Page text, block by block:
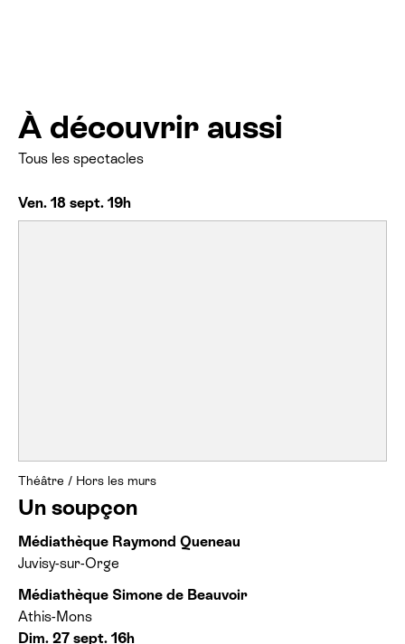
À découvrir aussi
Tous les spectacles
Ven. 18 sept. 19h
Théâtre / Hors les murs
Un soupçon
Médiathèque Raymond Queneau
Juvisy-sur-Orge
Médiathèque Simone de Beauvoir
Athis-Mons
Dim. 27 sept. 16h